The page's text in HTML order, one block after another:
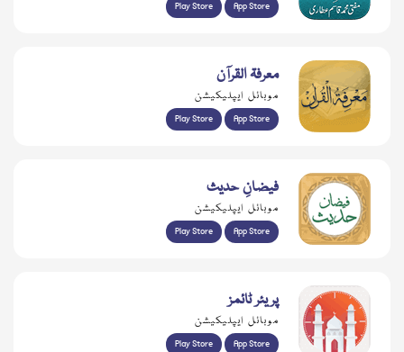
Play Store App Store
معرفۃ القرآن
موبائل ایپلیکیشن
Play Store App Store
فیضانِ حدیث
موبائل ایپلیکیشن
Play Store App Store
پریئر ٹائمز
موبائل ایپلیکیشن
Play Store App Store